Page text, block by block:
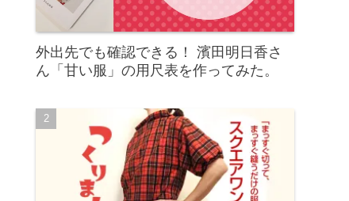
外出先でも確認できる！ 濱田明日香さ
ん「甘い服」の用尺表を作ってみた。